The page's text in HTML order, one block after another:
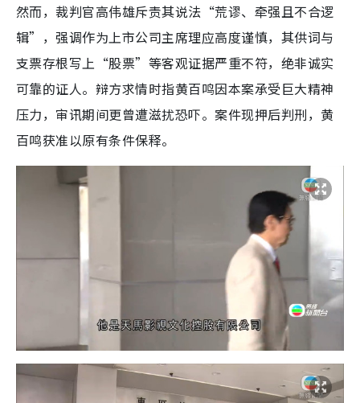
然而，裁判官高伟雄斥责其说法“荒谬、牵强且不合逻
辑”，强调作为上市公司主席理应高度谨慎，其供词与
支票存根写上“股票”等客观证据严重不符，绝非诚实
可靠的证人。辩方求情时指黄百鸣因本案承受巨大精神
压力，审讯期间更曾遭滋扰恐吓。案件现押后判刑，黄
百鸣获准以原有条件保释。